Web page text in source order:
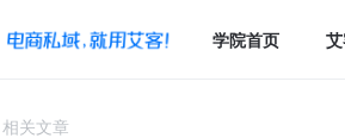
学院首页
相关文章